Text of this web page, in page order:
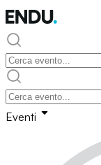
Eventi